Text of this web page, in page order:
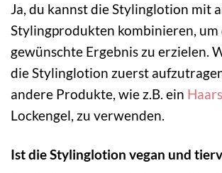
Ja, du kannst die Stylinglotion mit
Stylingprodukten kombinieren, um
gewünschte Ergebnis zu erzielen.
die Stylinglotion zuerst
andere Produkte, wie z.B. ein
Lockengel, zu verwenden.
Ist die Stylinglotion vegan und